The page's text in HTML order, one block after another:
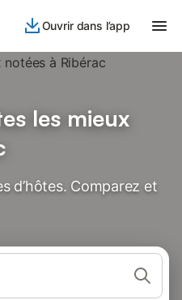
Ouvrir dans l’app
les mieux
d’hôtes. Comparez et